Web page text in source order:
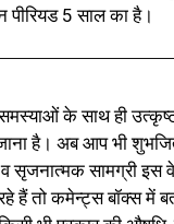
5 साल का है।
के साथ ही
है। अब आप भी
सामग्री इस
हैं तो कमेन्ट्स बॉक्स में